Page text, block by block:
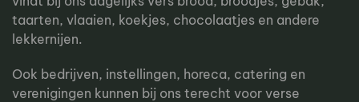
taarten, vlaaien, koekjes, chocolaatjes en andere
lekkernijen.
Ook bedrijven, instellingen, horeca, catering en
verenigingen kunnen bij ons terecht voor verse